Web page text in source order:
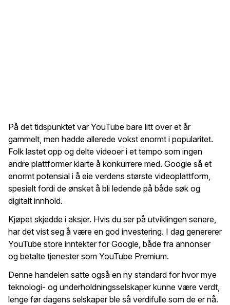
På det tidspunktet var YouTube bare litt over et år
gammelt, men hadde allerede vokst enormt i popularitet.
Folk lastet opp og delte videoer i et tempo som ingen
andre plattformer klarte å konkurrere med. Google så et
enormt potensial i å eie verdens største videoplattform,
spesielt fordi de ønsket å bli ledende på både søk og
digitalt innhold.
Kjøpet skjedde i aksjer. Hvis du ser på utviklingen senere,
har det vist seg å være en god investering. I dag genererer
YouTube store inntekter for Google, både fra annonser
og betalte tjenester som YouTube Premium.
Denne handelen satte også en ny standard for hvor mye
teknologi- og underholdningsselskaper kunne være verdt,
lenge før dagens selskaper ble så verdifulle som de er nå.